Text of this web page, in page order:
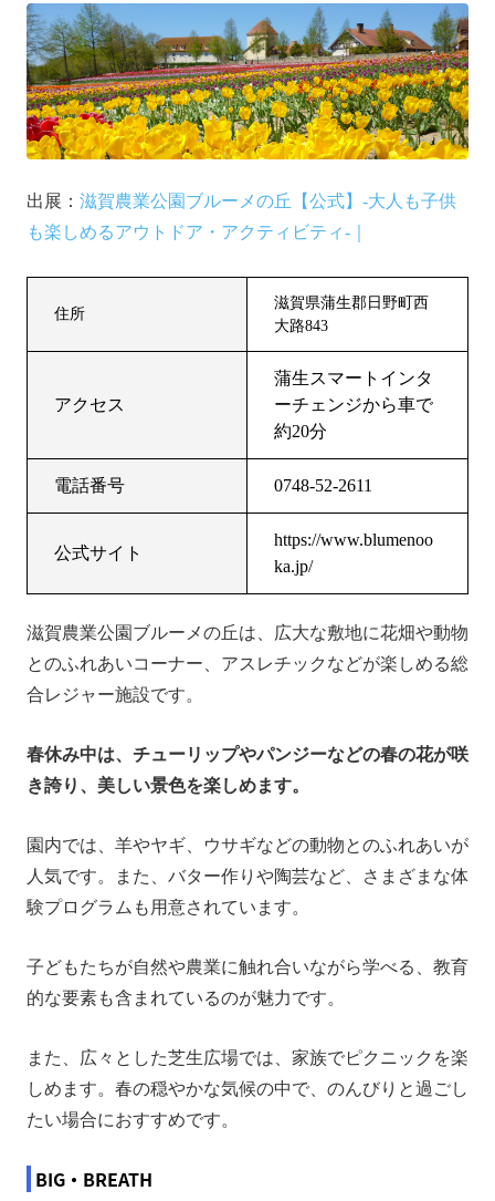
出展： 滋賀農業公園ブルーメの丘【公式】-大人も子供
も楽しめるアウトドア・アクティビティ-｜
住所
滋賀県蒲生郡日野町西
大路843
アクセス
蒲生スマートインタ
ーチェンジから車で
約20分
電話番号 0748-52-2611
公式サイト
https://www.blumenoo
ka.jp/
滋賀農業公園ブルーメの丘は、広大な敷地に花畑や動物
とのふれあいコーナー、アスレチックなどが楽しめる総
合レジャー施設です。
春休み中は、チューリップやパンジーなどの春の花が咲
き誇り、美しい景色を楽しめます。
園内では、羊やヤギ、ウサギなどの動物とのふれあいが
人気です。また、バター作りや陶芸など、さまざまな体
験プログラムも用意されています。
子どもたちが自然や農業に触れ合いながら学べる、教育
的な要素も含まれているのが魅力です。
また、広々とした芝生広場では、家族でピクニックを楽
しめます。春の穏やかな気候の中で、のんびりと過ごし
たい場合におすすめです。
BIG・BREATH